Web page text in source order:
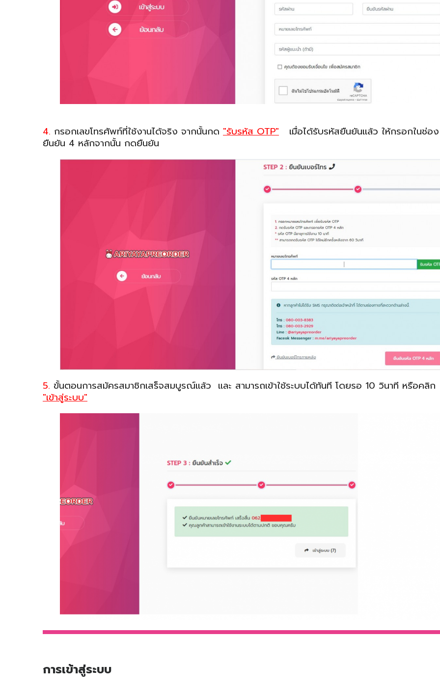
4. กรอกเลขโทรศัพท์ที่ใช้งานได้จริง จากนั้นกด "รับรหัส OTP"
เมื่อได้รับรหัสยืนยันแล้ว ให้กรอกในช่อ
ยืนยัน 4 หลักจากนั้น กดยืนยัน
5. ขั้นตอนการสมัครสมาชิกเสร็จสมบูรณ์แล้ว และ สามารถเข้าใช้ระบบได้ทันที โดยรอ 10 วินาที หรือคลิก
"เข้าสู่ระบบ"
การเข้าสู่ระบบ